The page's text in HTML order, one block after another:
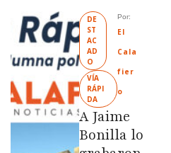
antecedente
s de
prescripción
positiva; uno
fue
revendido
329% por
encima …
DE
ST
AC
AD
O
VÍA
RÁPI
DA
Por:
El
Cala
fier
o
A Jaime
Bonilla lo